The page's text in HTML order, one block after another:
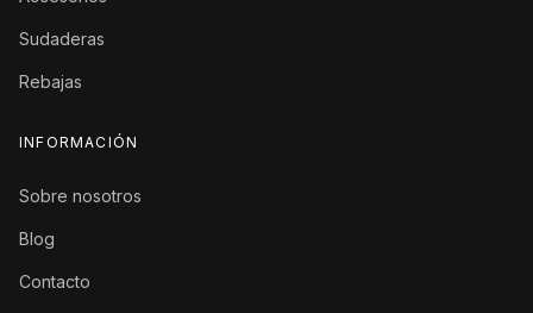
Sudaderas
Rebajas
INFORMACIÓN
Sobre nosotros
Blog
Contacto